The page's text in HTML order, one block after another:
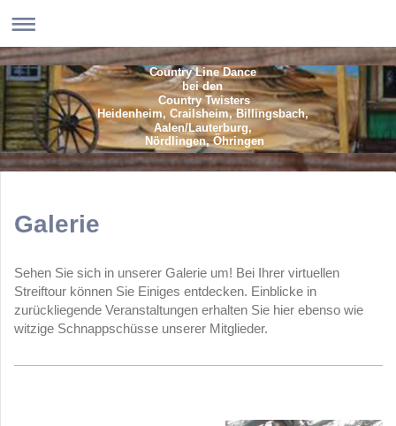
Country Line Dance
bei den
Country Twisters
Heidenheim, Crailsheim, Billingsbach,
Aalen/Lauterburg,
Nördlingen, Öhringen
Galerie
Sehen Sie sich in unserer Galerie um! Bei Ihrer virtuellen
Streiftour können Sie Einiges entdecken. Einblicke in
zurückliegende Veranstaltungen erhalten Sie hier ebenso wie
witzige Schnappschüsse unserer Mitglieder.